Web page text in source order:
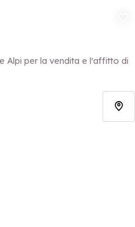
Alpi per la vendita e l'affitto di